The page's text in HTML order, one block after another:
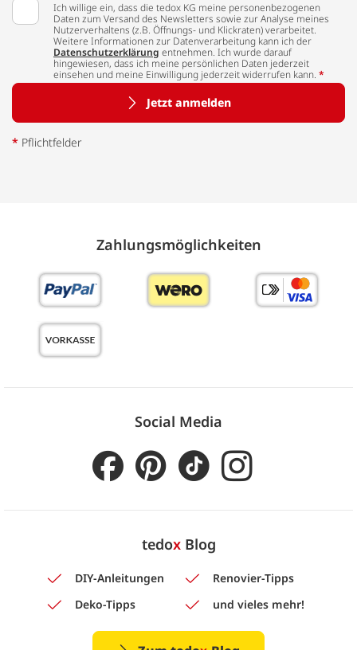
Ich willige ein, dass die tedox KG meine personenbezogenen
Daten zum Versand des Newsletters sowie zur Analyse meines
Nutzerverhaltens (z.B. Öffnungs- und Klickraten) verarbeitet.
Weitere Informationen zur Datenverarbeitung kann ich der
Datenschutzerklärung entnehmen. Ich wurde darauf
hingewiesen, dass ich meine persönlichen Daten jederzeit
einsehen und meine Einwilligung jederzeit widerrufen kann. *
Jetzt anmelden
* Pflichtfelder
Zahlungs­möglich­keiten
Social Media
tedoxBlog
DIY-Anleitungen
Renovier-Tipps
Deko-Tipps
und vieles mehr!